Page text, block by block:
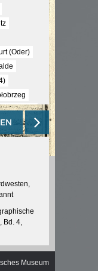
(Oder)
Karlino
Plauen
Spandau
Stralsund
(2)
Wurzen
Bd. 4,
Museum